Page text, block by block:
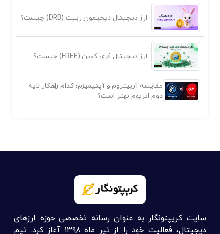
ارز دیجیتال دیجیمون ربیت (DRB) چیست؟
ارز دیجیتال فری کوین (FREE) چیست؟
مقایسه آربیتروم و آپتیمیزم؛ کدام راهکار لایه
دوم اتریوم بهتر است؟
سایت کریپتونگار به عنوان رسانه تخصصی حوزه ارزهای
دیجیتال، فعالیت خود را از تیر ماه ۱۳۹۸ آغاز کرد. تیم